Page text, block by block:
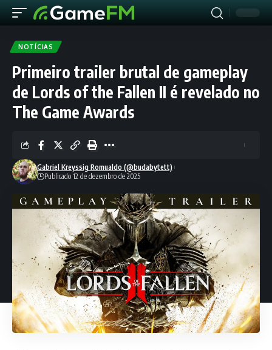
NOTÍCIAS
Primeiro trailer brutal de gameplay
de Lords of the Fallen II é revelado no
The Game Awards
Gabriel Kreyssig Romualdo (@budabytett)
Publicado 12 de dezembro de 2025